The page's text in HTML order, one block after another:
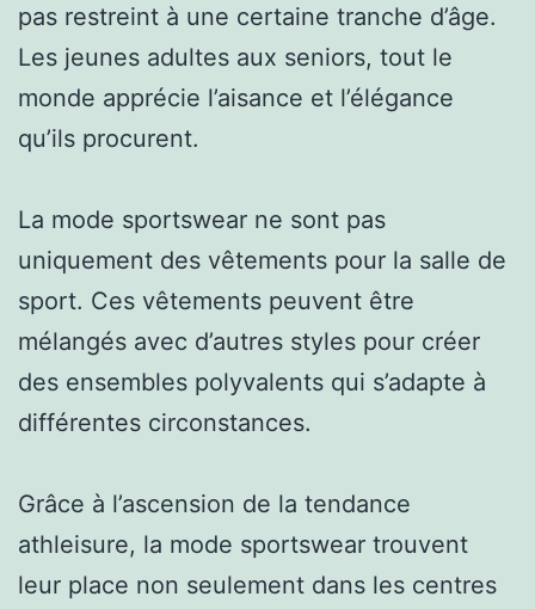
pas restreint à une certaine tranche d’âge.
Les jeunes adultes aux seniors, tout le
monde apprécie l’aisance et l’élégance
qu’ils procurent.
La mode sportswear ne sont pas
uniquement des vêtements pour la salle de
sport. Ces vêtements peuvent être
mélangés avec d’autres styles pour créer
des ensembles polyvalents qui s’adapte à
différentes circonstances.
Grâce à l’ascension de la tendance
athleisure, la mode sportswear trouvent
leur place non seulement dans les centres